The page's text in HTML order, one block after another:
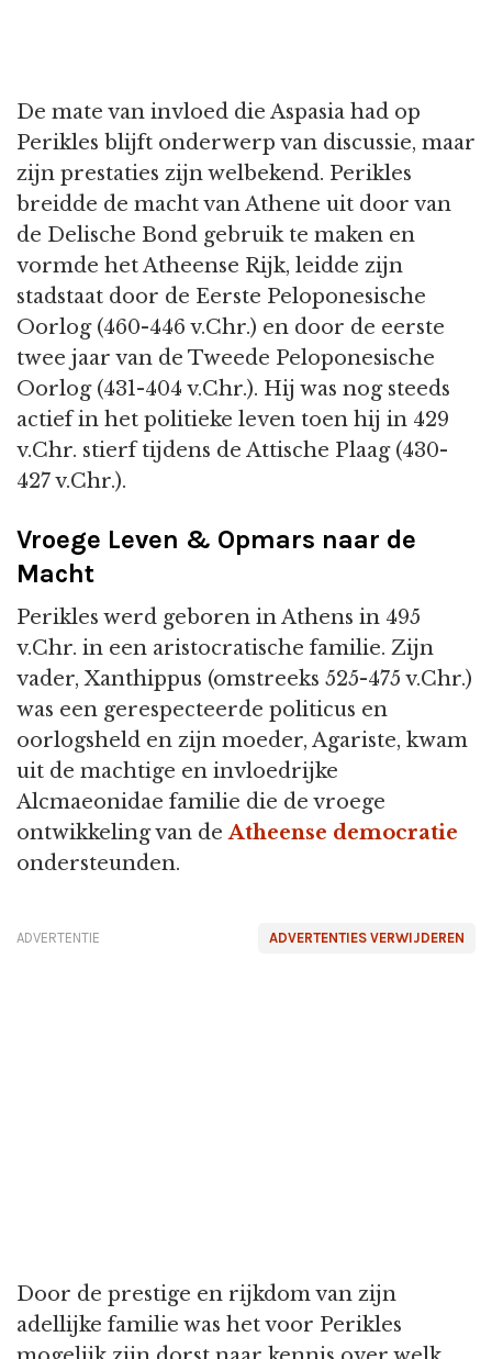
De mate van invloed die Aspasia had op
Perikles blijft onderwerp van discussie, maar
zijn prestaties zijn welbekend. Perikles
breidde de macht van Athene uit door van
de Delische Bond gebruik te maken en
vormde het Atheense Rijk, leidde zijn
stadstaat door de Eerste Peloponesische
Oorlog (460-446 v.Chr.) en door de eerste
twee jaar van de Tweede Peloponesische
Oorlog (431-404 v.Chr.). Hij was nog steeds
actief in het politieke leven toen hij in 429
v.Chr. stierf tijdens de Attische Plaag (430-
427 v.Chr.).
Vroege Leven & Opmars naar de
Macht
Perikles werd geboren in Athens in 495
v.Chr. in een aristocratische familie. Zijn
vader, Xanthippus (omstreeks 525-475 v.Chr.)
was een gerespecteerde politicus en
oorlogsheld en zijn moeder, Agariste, kwam
uit de machtige en invloedrijke
Alcmaeonidae familie die de vroege
ontwikkeling van deAtheense democratie
ondersteunden.
ADVERTENTIES VERWIJDEREN
ADVERTENTIE
Door de prestige en rijkdom van zijn
adellijke familie was het voor Perikles